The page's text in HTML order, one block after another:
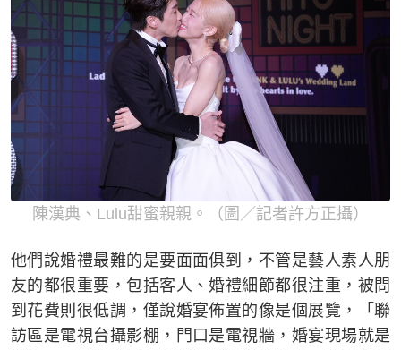
陳漢典、Lulu甜蜜親親。（圖／記者許方正攝）
他們說婚禮最難的是要面面俱到，不管是藝人素人朋
友的都很重要，包括客人、婚禮細節都很注重，被問
到花費則很低調，僅說婚宴佈置的像是個展覽，「聯
訪區是電視台攝影棚，門口是電視牆，婚宴現場就是